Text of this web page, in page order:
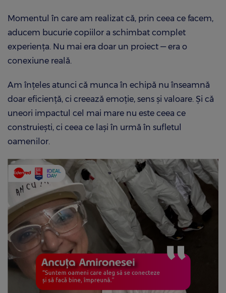
Momentul în care am realizat că, prin ceea ce facem,
aducem bucurie copiilor a schimbat complet
experiența. Nu mai era doar un proiect — era o
conexiune reală.
Am înțeles atunci că munca în echipă nu înseamnă
doar eficiență, ci creează emoție, sens și valoare. Și că
uneori impactul cel mai mare nu este ceea ce
construiești, ci ceea ce lași în urmă în sufletul
oamenilor.